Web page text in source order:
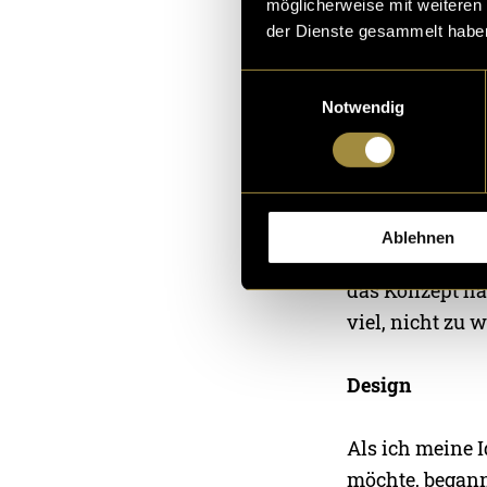
möglicherweise mit
der Dienste gesammelt
Notwendig
Ablehnen
Konzept
Für das
nicht mehr
mich auch zu
möchte
habe und wer
das Konzept
viel, nicht zu
Design
Als ich meine
möchte,